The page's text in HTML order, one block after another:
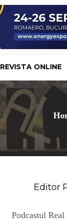
REVISTA ONLINE
Editor
Podcastul